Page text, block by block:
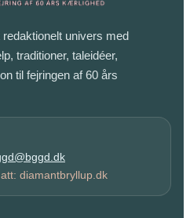
univers med
traditioner, taleidéer,
til fejringen af 60 års
att: diamantbryllup.dk